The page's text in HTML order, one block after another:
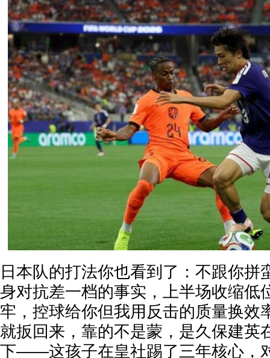
日本队的打法你也看到了：不跟你拼
身对抗差一档的事实，上半场收缩低
牢，控球给你但我用反击的质量换效
就扳回来，靠的不是蒙，是久保建英
下——这孩子在皇社踢了三年核心，